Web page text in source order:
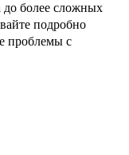
до более сложных
подробно
проблемы с